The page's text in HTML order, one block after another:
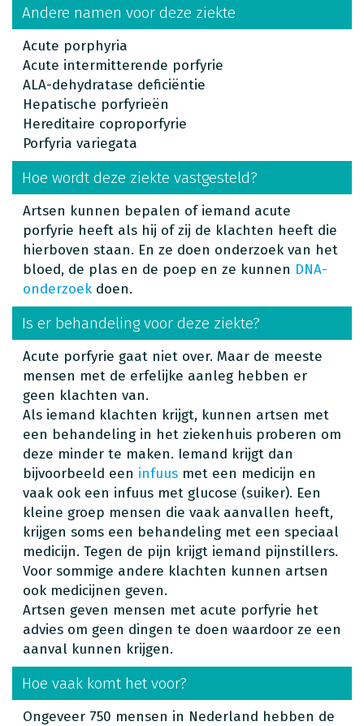
Andere namen voor deze ziekte
Acute porphyria
Acute intermitterende porfyrie
ALA-dehydratase deficiëntie
Hepatische porfyrieën
Hereditaire coproporfyrie
Porfyria variegata
Hoe wordt deze ziekte vastgesteld?
Artsen kunnen bepalen of iemand acute
porfyrie heeft als hij of zij de klachten heeft die
hierboven staan. En ze doen onderzoek van het
bloed, de plas en de poep en ze kunnen DNA-
onderzoek doen.
Is er behandeling voor deze ziekte?
Acute porfyrie gaat niet over. Maar de meeste
mensen met de erfelijke aanleg hebben er
geen klachten van.
Als iemand klachten krijgt, kunnen artsen met
een behandeling in het ziekenhuis proberen om
deze minder te maken. Iemand krijgt dan
bijvoorbeeld een infuus met een medicijn en
vaak ook een infuus met glucose (suiker). Een
kleine groep mensen die vaak aanvallen heeft,
krijgen soms een behandeling met een speciaal
medicijn. Tegen de pijn krijgt iemand pijnstillers.
Voor sommige andere klachten kunnen artsen
ook medicijnen geven.
Artsen geven mensen met acute porfyrie het
advies om geen dingen te doen waardoor ze een
aanval kunnen krijgen.
Hoe vaak komt het voor?
Ongeveer 750 mensen in Nederland hebben de